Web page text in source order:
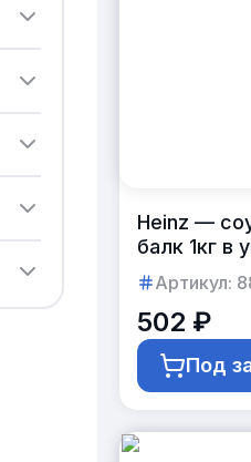
Heinz —
балк 1кг в
Артикул:
502 ₽
Под